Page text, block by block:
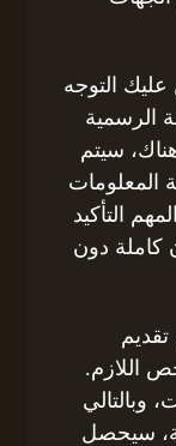
عليك التوجه
الرسمية
سيتم
المعلومات
التأكيد
كاملة دون
اللازم.
وبالتالي
سيحصل